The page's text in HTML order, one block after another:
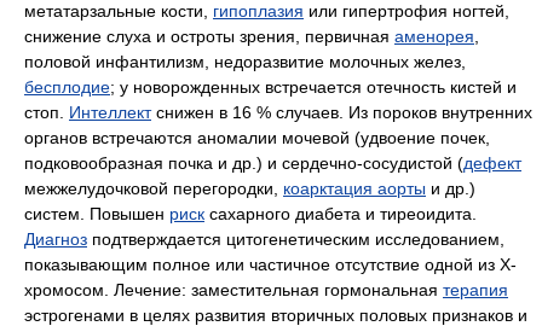
метатарзальные кости, гипоплазия или гипертрофия ногтей,
снижение слуха и остроты зрения, первичная аменорея
половой инфантилизм, недоразвитие молочных желез,
бесплодие; у новорожденных встречается отечность кистей и
стоп. Интеллектснижен в 16 % случаев. Из пороков внутренних
органов встречаются аномалии мочевой (удвоение почек,
подковообразная почка и др.) и сердечно-сосудистой (дефект
межжелудочковой перегородки, коарктация аорты и др.)
систем. Повышен риск сахарного диабета и тиреоидита.
Диагноз подтверждается цитогенетическим исследованием,
показывающим полное или частичное отсутствие одной из Х-
хромосом. Лечение: заместительная гормональная терапия
эстрогенами в целях развития вторичных половых признаков и